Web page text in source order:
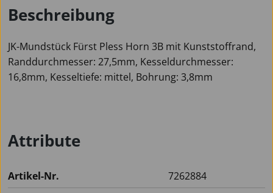
Beschreibung
JK-Mundstück Fürst Pless Horn 3B mit Kunststoffrand,
Randdurchmesser: 27,5mm, Kesseldurchmesser:
16,8mm, Kesseltiefe: mittel, Bohrung: 3,8mm
Attribute
Artikel-Nr.
7262884